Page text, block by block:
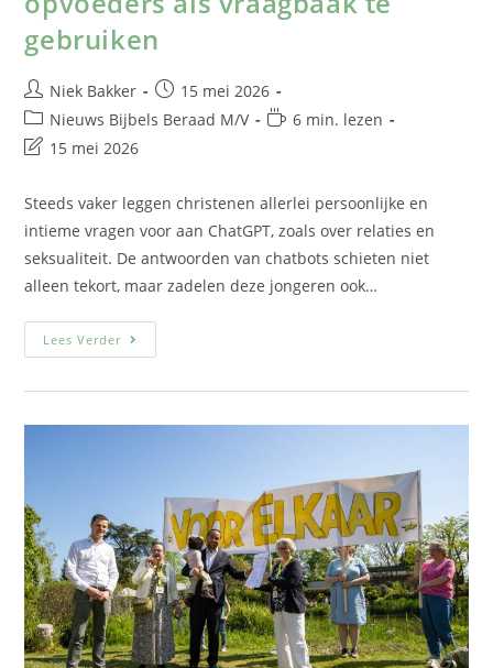
opvoeders als vraagbaak te
gebruiken
Niek Bakker
15 mei 2026
Nieuws Bijbels Beraad M/V
6 min. lezen
15 mei 2026
Steeds vaker leggen christenen allerlei persoonlijke en
intieme vragen voor aan ChatGPT, zoals over relaties en
seksualiteit. De antwoorden van chatbots schieten niet
alleen tekort, maar zadelen deze jongeren ook…
Lees Verder